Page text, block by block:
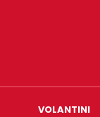
VOLANTINI